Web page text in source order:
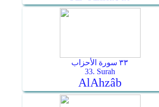
٣٣ سورة الأحزاب
33. Surah
Al­Ahzâb